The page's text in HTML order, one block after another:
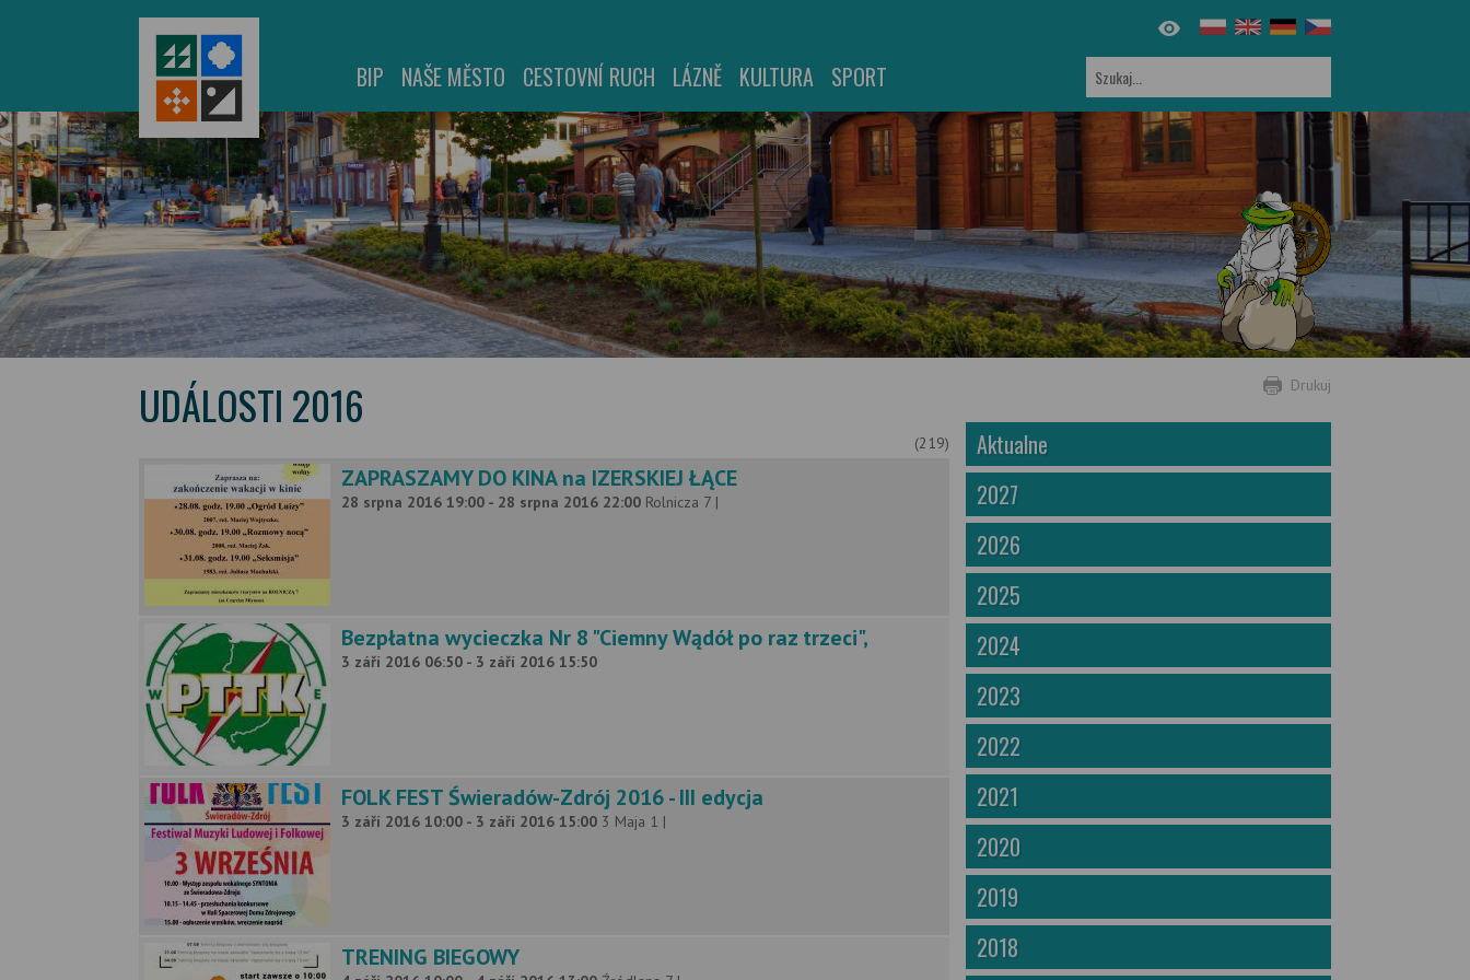
BIP NAŠE MĚSTO CESTOVNÍ RUCH LÁZNĚ KULTURA SPORT
Drukuj
UDÁLOSTI 2016
(219)
ZAPRASZAMY DO KINA na IZERSKIEJ ŁĄCE
28 srpna 2016 19:00 - 28 srpna 2016 22:00 Rolnicza 7 |
Bezpłatna wycieczka Nr 8 "Ciemny Wądół po raz trzeci",
3 září 2016 06:50 - 3 září 2016 15:50
FOLK FEST Świeradów-Zdrój 2016 - III edycja
3 září 2016 10:00 - 3 září 2016 15:00 3 Maja 1 |
TRENING BIEGOWY
Aktualne
2027
2026
2025
2024
2023
2022
2021
2020
2019
2018